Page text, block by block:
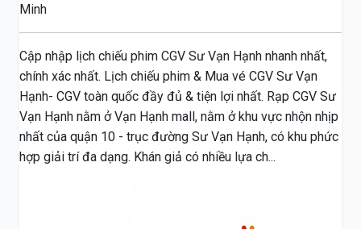
Minh
Cập nhập lịch chiếu phim CGV Sư Vạn Hạnh nhanh nhất,
chính xác nhất. Lịch chiếu phim & Mua vé CGV Sư Vạn
Hạnh- CGV toàn quốc đầy đủ & tiện lợi nhất. Rạp CGV Sư
Vạn Hạnh nằm ở Vạn Hạnh mall, nằm ở khu vực nhộn nhịp
nhất của quận 10 - trục đường Sư Vạn Hạnh, có khu phức
hợp giải trí đa dạng. Khán giả có nhiều lựa ch...